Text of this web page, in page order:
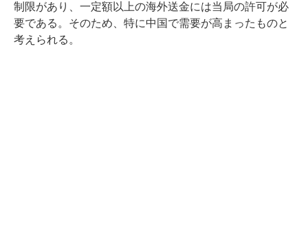
制限があり、一定額以上の海外送金には当局の許可が必
要である。そのため、特に中国で需要が高まったものと
考えられる。